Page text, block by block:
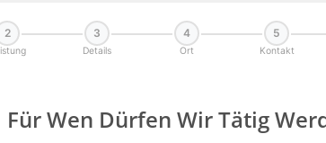
2 3
Details
4
Ort
5
Kontakt
Für Wen Dürfen Wir Tätig